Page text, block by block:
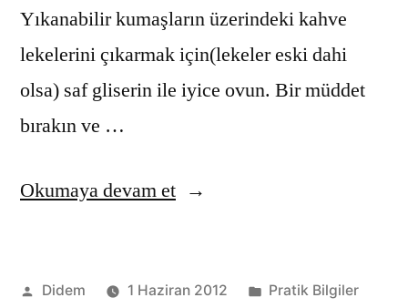
Yıkanabilir kumaşların üzerindeki kahve
lekelerini çıkarmak için(lekeler eski dahi
olsa) saf gliserin ile iyice ovun. Bir müddet
bırakın ve …
Okumaya devam et“Kahve
çıkar?”
Gönderen:
Didem 1 Haziran 2012 Kategori:
Pratik Bilgiler